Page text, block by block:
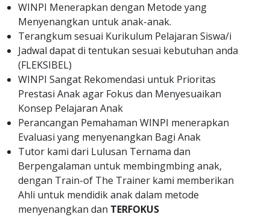
WINPI Menerapkan dengan Metode yang
Menyenangkan untuk anak-anak.
Terangkum sesuai Kurikulum Pelajaran Siswa/i
Jadwal dapat di tentukan sesuai kebutuhan anda
(FLEKSIBEL)
WINPI Sangat Rekomendasi untuk Prioritas
Prestasi Anak agar Fokus dan Menyesuaikan
Konsep Pelajaran Anak
Perancangan Pemahaman WINPI menerapkan
Evaluasi yang menyenangkan Bagi Anak
Tutor kami dari Lulusan Ternama dan
Berpengalaman untuk membingmbing anak,
dengan Train-of The Trainer kami memberikan
Ahli untuk mendidik anak dalam metode
menyenangkan dan TERFOKUS